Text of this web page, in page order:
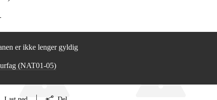
er ikke lenger gyldig
(NAT01‑05)